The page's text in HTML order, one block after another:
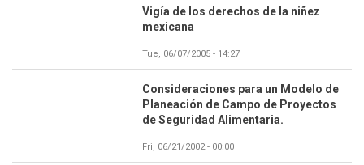
Vigía de los derechos de la niñez
mexicana
Tue, 06/07/2005 - 14:27
Consideraciones para un Modelo de
Planeación de Campo de Proyectos
de Seguridad Alimentaria.
Fri, 06/21/2002 - 00:00